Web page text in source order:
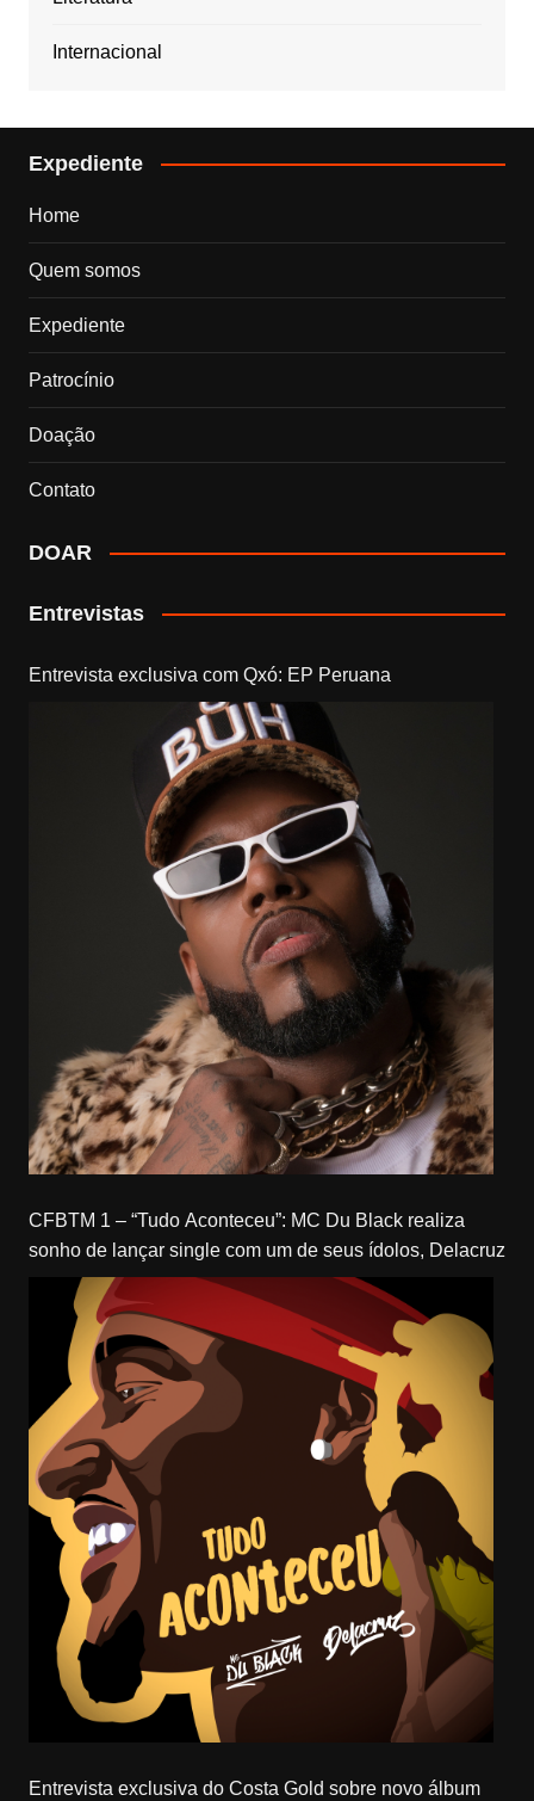
Internacional
Expediente
Home
Quem somos
Expediente
Patrocínio
Doação
Contato
DOAR
Entrevistas
Entrevista exclusiva com Qxó: EP Peruana
CFBTM 1 – “Tudo Aconteceu”: MC Du Black realiza
sonho de lançar single com um de seus ídolos, Delacruz
Entrevista exclusiva do Costa Gold sobre novo álbum